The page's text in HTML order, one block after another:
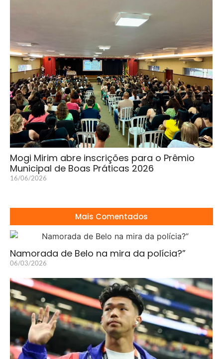
Mogi Mirim abre inscrições para o Prêmio
Municipal de Boas Práticas 2026
16/06/2026
Mais Comentados
Namorada de Belo na mira da polícia?”
06/03/2026